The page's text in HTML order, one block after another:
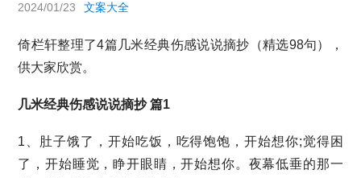
2024/01/23 文案大全
倚栏轩整理了4篇几米经典伤感说说摘抄（精选98句），
供大家欣赏。
几米经典伤感说说摘抄 篇1
1、肚子饿了，开始吃饭，吃得饱饱，开始想你;觉得困
了，开始睡觉，睁开眼睛，开始想你。夜幕低垂的那一